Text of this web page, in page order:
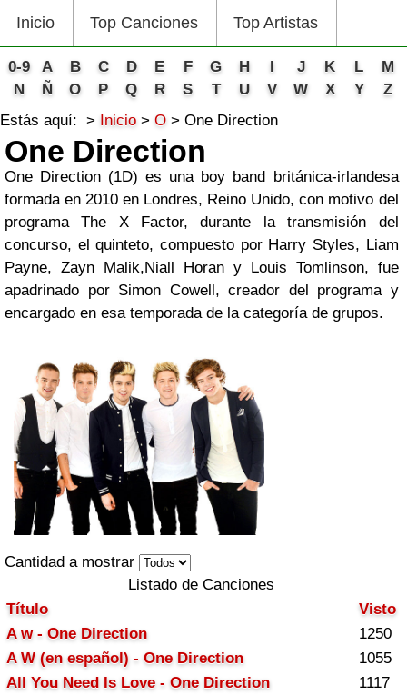
Inicio Top Canciones Top Artistas
0-9 A B C D E F G H I J K L
M
N
Ñ O P Q R S T U V W X Y
Z
Estás aquí:
Inicio O One Direction
One Direction
One Direction (1D) es una boy band británica-irlandesa
formada en 2010 en Londres, Reino Unido, con motivo del
programa The X Factor, durante la transmisión del
concurso, el quinteto, compuesto por Harry Styles, Liam
Payne, Zayn Malik,Niall Horan y Louis Tomlinson, fue
apadrinado por Simon Cowell, creador del programa y
encargado en esa temporada de la categoría de grupos.
Cantidad a mostrar
Listado de Canciones
Título
Visto
A w - One Direction
1250
A W (en español) - One Direction
1055
All You Need Is Love - One Direction
1117